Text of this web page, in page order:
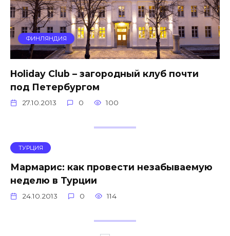
ФИНЛЯНДИЯ
Holiday Club – загородный клуб почти
под Петербургом
27.10.2013 0 100
ТУРЦИЯ
Мармарис: как провести незабываемую
неделю в Турции
24.10.2013 0 114